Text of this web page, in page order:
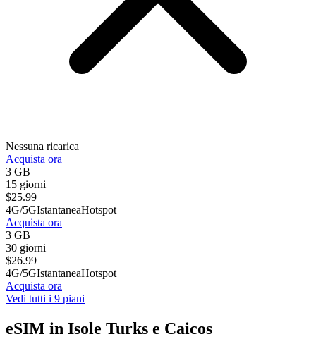
Nessuna ricarica
Acquista ora
3 GB
15 giorni
$25.99
4G/5GIstantaneaHotspot
Acquista ora
3 GB
30 giorni
$26.99
4G/5GIstantaneaHotspot
Acquista ora
Vedi tutti i 9 piani
eSIM in Isole Turks e Caicos